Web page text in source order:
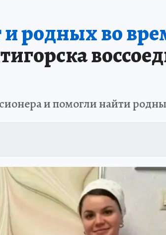
и родных во
и помогли найти